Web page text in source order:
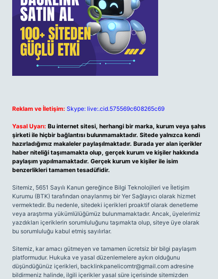
Reklam ve İletişim: Skype: live:.cid.575569c608265c69
Yasal Uyarı: Bu internet sitesi, herhangi bir marka, kurum veya şahıs
şirketi ile hiçbir bağlantısı bulunmamaktadır. Sitede yalnızca kendi
hazırladığımız makaleler paylaşılmaktadır. Burada yer alan içerikler
haber niteliği taşımamakta olup, gerçek kurum ve kişiler hakkında
paylaşım yapılmamaktadır. Gerçek kurum ve kişiler ile isim
benzerlikleri tamamen tesadüfidir.
Sitemiz, 5651 Sayılı Kanun gereğince Bilgi Teknolojileri ve İletişim
Kurumu (BTK) tarafından onaylanmış bir Yer Sağlayıcı olarak hizmet
vermektedir. Bu nedenle, sitedeki içerikleri proaktif olarak denetleme
veya araştırma yükümlülüğümüz bulunmamaktadır. Ancak, üyelerimiz
yazdıkları içeriklerin sorumluluğunu taşımakta olup, siteye üye olarak
bu sorumluluğu kabul etmiş sayılırlar.
Sitemiz, kar amacı gütmeyen ve tamamen ücretsiz bir bilgi paylaşım
platformudur. Hukuka ve yasal düzenlemelere aykırı olduğunu
düşündüğünüz içerikleri, backlinkpanelicomtr@gmail.com adresine
bildirmeniz halinde, ilgili içerikler yasal süre içerisinde sitemizden